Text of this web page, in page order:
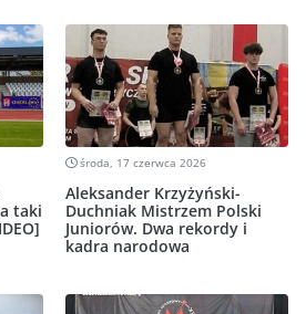
taki
środa, 17 czerwca 2026
Aleksander Krzyżyński-
Duchniak Mistrzem Polski
Juniorów. Dwa rekordy i
kadra narodowa